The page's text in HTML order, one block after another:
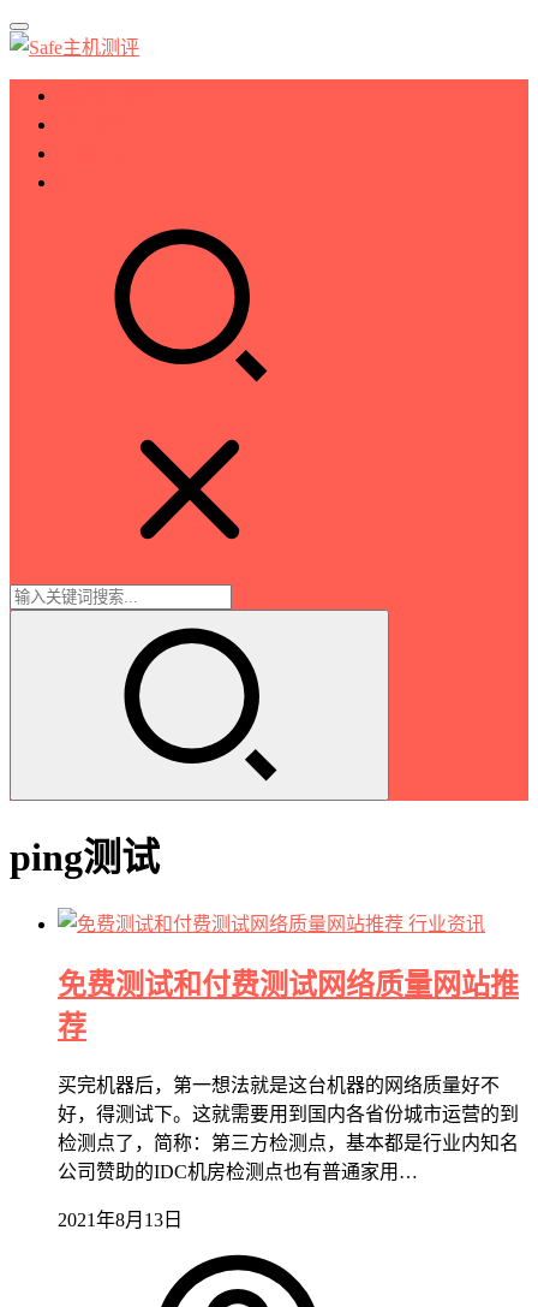
ping测试
行业资讯
免费测试和付费测试网络质量网站推
荐
买完机器后，第一想法就是这台机器的网络质量好不
好，得测试下。这就需要用到国内各省份城市运营的到
检测点了，简称：第三方检测点，基本都是行业内知名
公司赞助的IDC机房检测点也有普通家用…
2021年8月13日